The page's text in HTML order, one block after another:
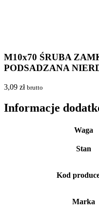
M10x70 ŚRUBA
PODSADZANA
3,09 zł brutto
Informacje
Waga
Stan
Kod
Marka